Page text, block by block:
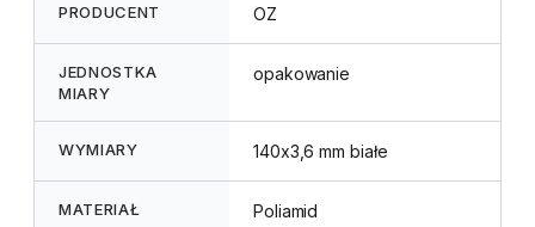
PRODUCENT OZ
JEDNOSTKA
MIARY
opakowanie
WYMIARY 140x3,6 mm białe
MATERIAŁ Poliamid